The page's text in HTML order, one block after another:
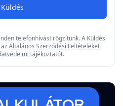
Küldés
telefonhívást rögzítünk. A Küldés
Általános Szerződési Feltételeket
tájékoztatót.